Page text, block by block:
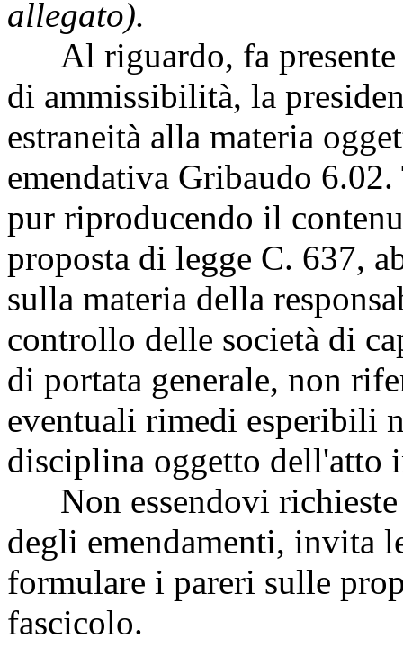
allegato).
Al riguardo, fa presente
di ammissibilità, la
estraneità alla materia
emendativa Gribaudo
pur riproducendo il
proposta di legge C. 637,
sulla materia della
controllo delle società di
di portata generale, non
eventuali rimedi esperibili
disciplina oggetto dell'atto
Non essendovi richieste
degli emendamenti, invita
formulare i pareri sulle
fascicolo.